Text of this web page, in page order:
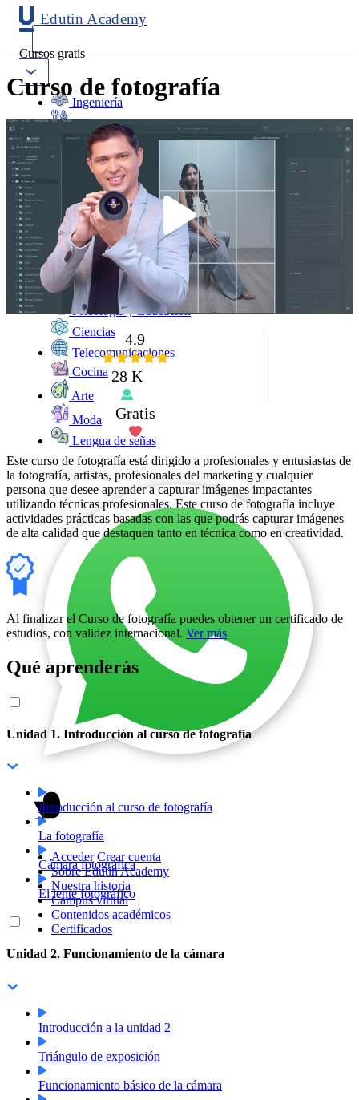
Edutin Academy
Cursos gratis
Ingeniería
Mantenimiento
Software
Diseño
Negocios
Salud
Programación
Marketing
Idiomas
Deporte
Psicología y Educación
Ciencias
Telecomunicaciones
Cocina
Arte
Moda
Lengua de señas
Acceder Crear cuenta
Sobre Edutin Academy
Nuestra historia
Campus virtual
Contenidos académicos
Certificados
Curso de fotografía
4.9
28 K
Gratis
Este curso de fotografía está dirigido a profesionales y entusiastas de
la fotografía, artistas, profesionales del marketing y cualquier
persona que desee aprender a capturar imágenes impactantes
utilizando técnicas profesionales. Este curso de fotografía incluye
actividades prácticas basadas con las que podrás capturar imágenes
de alta calidad que destaquen tanto en técnica como en creatividad.
Al finalizar el Curso de fotografía puedes obtener un certificado de
estudios, con validez internacional. Ver más
Qué aprenderás
Unidad 1. Introducción al curso de fotografía
Introducción al curso de fotografía
La fotografía
Cámara fotográfica
El lente fotográfico
Unidad 2. Funcionamiento de la cámara
Introducción a la unidad 2
Triángulo de exposición
Funcionamiento básico de la cámara